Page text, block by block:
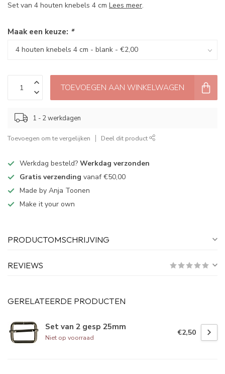
Set van 4 houten knebels 4 cm Lees meer.
Maak een keuze: *
TOEVOEGEN AAN WINKELWAGEN
1 - 2 werkdagen
Toevoegen om te vergelijken Deel dit product
Werkdag besteld? Werkdag verzonden
Gratis verzending vanaf €50,00
Made by Anja Toonen
Make it your own
PRODUCTOMSCHRIJVING
REVIEWS
GERELATEERDE PRODUCTEN
Set van 2 gesp 25mm
Niet op voorraad
€2,50